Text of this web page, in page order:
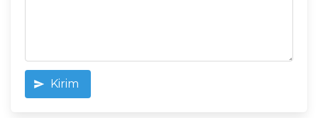
Kirim